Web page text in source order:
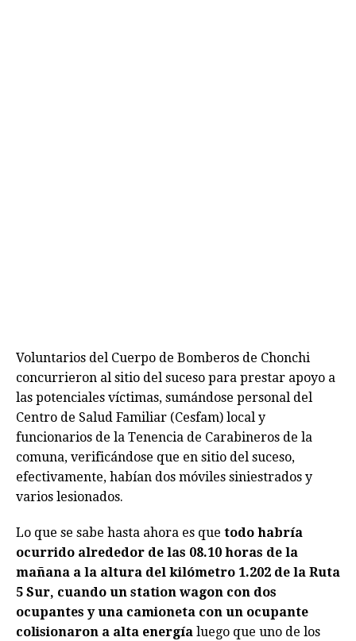
Voluntarios del Cuerpo de Bomberos de Chonchi
concurrieron al sitio del suceso para prestar apoyo a
las potenciales víctimas, sumándose personal del
Centro de Salud Familiar (Cesfam) local y
funcionarios de la Tenencia de Carabineros de la
comuna, verificándose que en sitio del suceso,
efectivamente, habían dos móviles siniestrados y
varios lesionados.
Lo que se sabe hasta ahora es que todo habría
ocurrido alrededor de las 08.10 horas de la
mañana a la altura del kilómetro 1.202 de la Ruta
5 Sur, cuando un station wagon con dos
ocupantes y una camioneta con un ocupante
colisionaron a alta energía luego que uno de los